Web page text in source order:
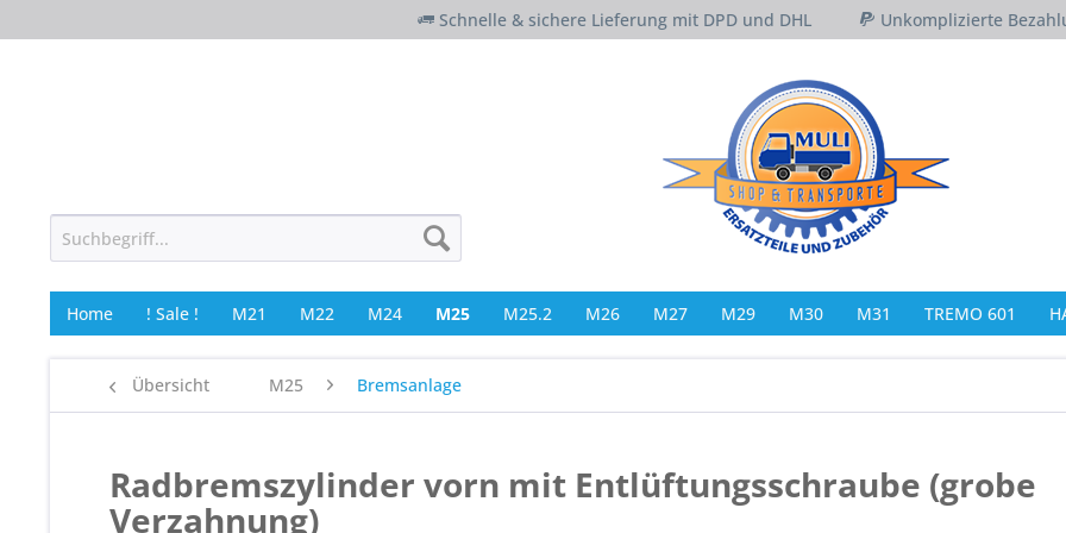
Schnelle & sichere Lieferung mit DPD und DHL Unkomplizierte
Home ! Sale ! M21 M22 M24 M25 M25.2 M26 M27 M29 M30 M31 TREMO 601
Übersicht M25 Bremsanlage
Radbremszylinder vorn mit Entlüftungsschraube (grobe
Verzahnung)